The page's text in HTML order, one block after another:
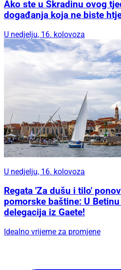
Ako ste u Skradinu ovog
događanja koja ne biste
U nedjelju, 16. kolovoza
U nedjelju, 16. kolovoza
Regata 'Za dušu i tilo'
pomorske baštine: U
delegacija iz Gaete!
Idealno vrijeme za promjene